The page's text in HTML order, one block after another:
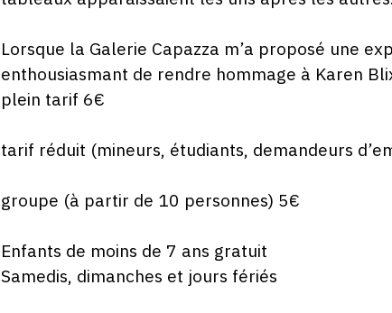
Lorsque la Galerie Capazza m’a proposé une
enthousiasmant de rendre hommage à Karen
plein tarif 6€
tarif réduit (mineurs, étudiants, demandeurs
groupe (à partir de 10 personnes) 5€
Enfants de moins de 7 ans gratuit
Samedis, dimanches et jours fériés